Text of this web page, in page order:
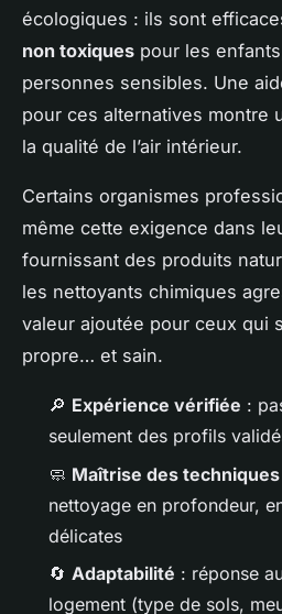
écologiques : ils sont
non toxiques pour les
personnes sensibles. Une
pour ces alternatives montre
la qualité de l’air intérieur.
Certains organismes
même cette exigence dans
fournissant des produits
les nettoyants chimiques
valeur ajoutée pour ceux qui
propre… et sain.
🔎 Expérience vérifiée :
seulement des profils
🧼 Maîtrise des techniques
nettoyage en profondeur,
délicates
🔄 Adaptabilité : réponse
logement (type de sols,